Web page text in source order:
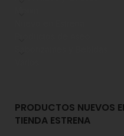
PRODUCTOS NUEVOS
TIENDA ESTRENA